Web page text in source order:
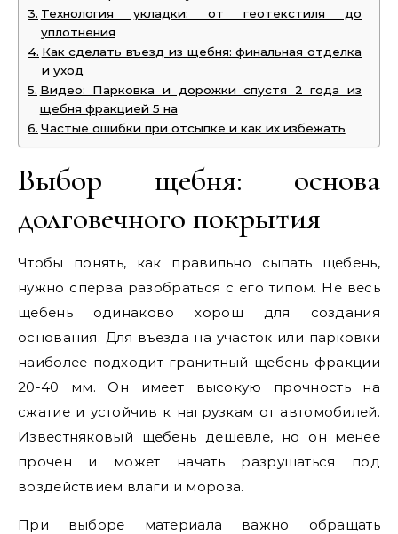
Технология укладки: от геотекстиля до
уплотнения
Как сделать въезд из щебня: финальная отделка
и уход
Видео: Парковка и дорожки спустя 2 года из
щебня фракцией 5 на
Частые ошибки при отсыпке и как их избежать
Выбор щебня: основа
долговечного покрытия
Чтобы понять, как правильно сыпать щебень,
нужно сперва разобраться с его типом. Не весь
щебень одинаково хорош для создания
основания. Для въезда на участок или парковки
наиболее подходит гранитный щебень фракции
20-40 мм. Он имеет высокую прочность на
сжатие и устойчив к нагрузкам от автомобилей.
Известняковый щебень дешевле, но он менее
прочен и может начать разрушаться под
воздействием влаги и мороза.
При выборе материала важно обращать